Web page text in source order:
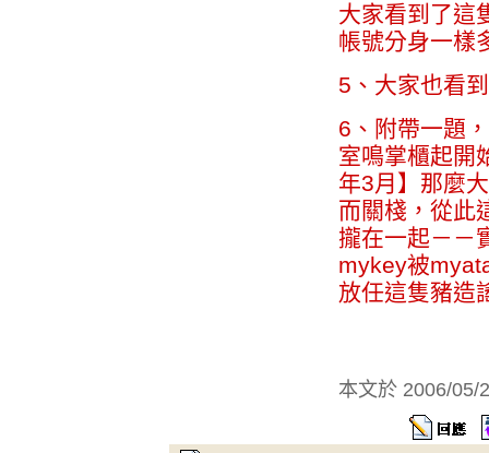
大家看到了這
帳號分身一樣
5、大家也看
6、附帶一題
室鳴掌櫃起開
年3月】那麼
而關棧，從此
攏在一起－－
mykey被
放任這隻豬造
本文於 2006/05/